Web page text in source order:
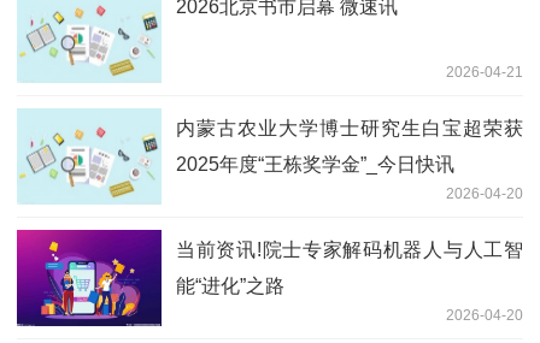
2026北京书市启幕 微速讯
2026-04-21
内蒙古农业大学博士研究生白宝超荣获
2025年度“王栋奖学金”_今日快讯
2026-04-20
当前资讯!院士专家解码机器人与人工智
能“进化”之路
2026-04-20